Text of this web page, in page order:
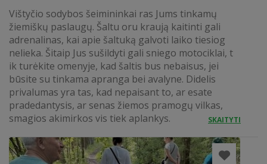
Vištyčio sodybos šeimininkai ras Jums tinkamų
žiemiškų paslaugų. Šaltu oru kraują kaitinti gali
adrenalinas, kai apie šaltuką galvoti laiko tiesiog
nelieka. Šitaip Jus sušildyti gali sniego motociklai, t
ik turėkite omenyje, kad šaltis bus nebaisus, jei
būsite su tinkama apranga bei avalyne. Didelis
privalumas yra tas, kad nepaisant to, ar esate
pradedantysis, ar senas žiemos pramogų vilkas,
smagios akimirkos vis tiek aplankys.
SKAITYTI